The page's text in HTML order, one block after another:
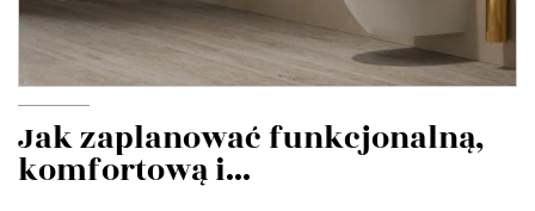
Jak zaplanować funkcjonalną,
komfortową i...